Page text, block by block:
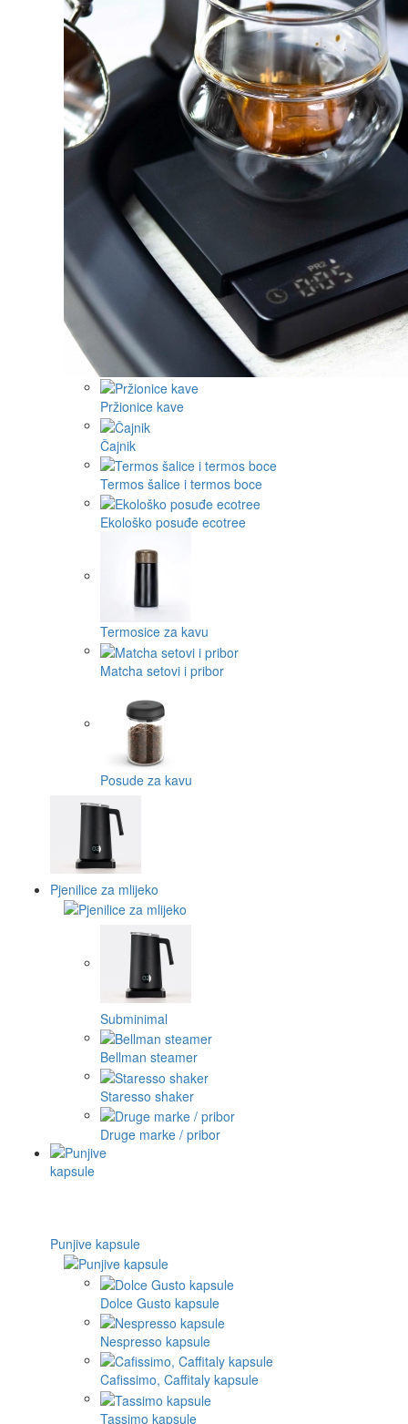
Pržionice kave
Čajnik
Termos šalice i termos boce
Ekološko posuđe ecotree
Termosice za kavu
Matcha setovi i pribor
Posude za kavu
Pjenilice za mlijeko
Subminimal
Bellman steamer
Staresso shaker
Druge marke / pribor
Punjive kapsule
Dolce Gusto kapsule
Nespresso kapsule
Cafissimo, Caffitaly kapsule
Tassimo kapsule